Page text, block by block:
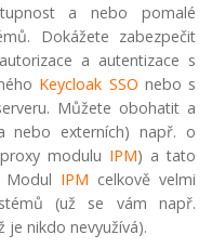
a nebo pomalé
Dokážete zabezpečit
a autentizace s
Keycloak SSO nebo s
Můžete obohatit a
nebo externích) např. o
modulu IPM) a tato
Modul IPM celkově velmi
(už se vám např.
je nikdo nevyužívá).